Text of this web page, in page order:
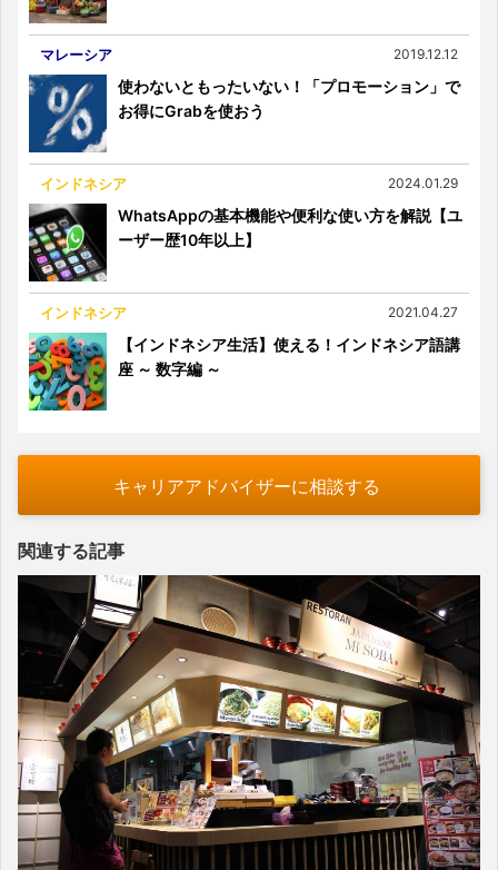
マレーシア 2019.12.12
使わないともったいない！「プロモーション」で
お得にGrabを使おう
インドネシア 2024.01.29
WhatsAppの基本機能や便利な使い方を解説【ユ
ーザー歴10年以上】
インドネシア 2021.04.27
【インドネシア生活】使える！インドネシア語講
座 ～ 数字編 ～
キャリアアドバイザーに相談する
関連する記事